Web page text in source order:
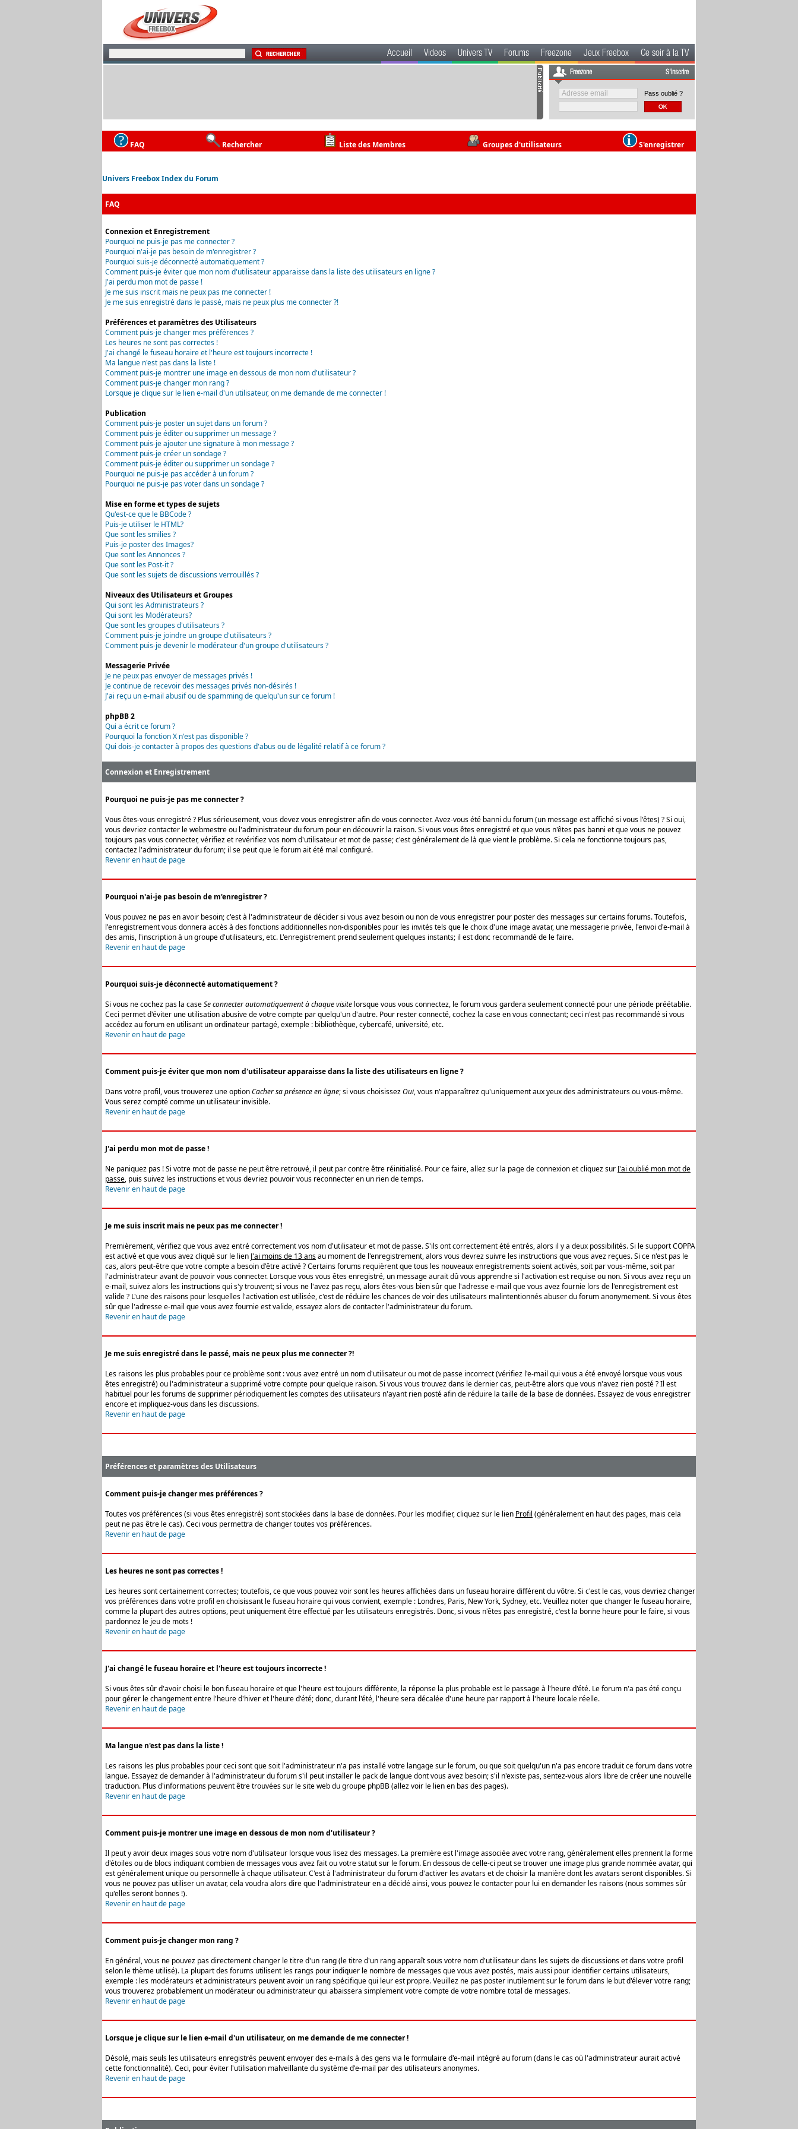
Accueil Videos Univers TV Forums Freezone Jeux Freebox Ce soir à la TV
Freezone S'inscrire
Pass oublié ?
FAQ Rechercher Liste des Membres Groupes d'utilisateurs S'enregistrer
Univers Freebox Index du Forum
FAQ
Connexion et Enregistrement
Pourquoi ne puis-je pas me connecter ?
Pourquoi n'ai-je pas besoin de m'enregistrer ?
Pourquoi suis-je déconnecté automatiquement ?
Comment puis-je éviter que mon nom d'utilisateur apparaisse dans la liste des utilisateurs en ligne ?
J'ai perdu mon mot de passe !
Je me suis inscrit mais ne peux pas me connecter !
Je me suis enregistré dans le passé, mais ne peux plus me connecter ?!
Préférences et paramètres des Utilisateurs
Comment puis-je changer mes préférences ?
Les heures ne sont pas correctes !
J'ai changé le fuseau horaire et l'heure est toujours incorrecte !
Ma langue n'est pas dans la liste !
Comment puis-je montrer une image en dessous de mon nom d'utilisateur ?
Comment puis-je changer mon rang ?
Lorsque je clique sur le lien e-mail d'un utilisateur, on me demande de me connecter !
Publication
Comment puis-je poster un sujet dans un forum ?
Comment puis-je éditer ou supprimer un message ?
Comment puis-je ajouter une signature à mon message ?
Comment puis-je créer un sondage ?
Comment puis-je éditer ou supprimer un sondage ?
Pourquoi ne puis-je pas accéder à un forum ?
Pourquoi ne puis-je pas voter dans un sondage ?
Mise en forme et types de sujets
Qu'est-ce que le BBCode ?
Puis-je utiliser le HTML?
Que sont les smilies ?
Puis-je poster des Images?
Que sont les Annonces ?
Que sont les Post-it ?
Que sont les sujets de discussions verrouillés ?
Niveaux des Utilisateurs et Groupes
Qui sont les Administrateurs ?
Qui sont les Modérateurs?
Que sont les groupes d'utilisateurs ?
Comment puis-je joindre un groupe d'utilisateurs ?
Comment puis-je devenir le modérateur d'un groupe d'utilisateurs ?
Messagerie Privée
Je ne peux pas envoyer de messages privés !
Je continue de recevoir des messages privés non-désirés !
J'ai reçu un e-mail abusif ou de spamming de quelqu'un sur ce forum !
phpBB 2
Qui a écrit ce forum ?
Pourquoi la fonction X n'est pas disponible ?
Qui dois-je contacter à propos des questions d'abus ou de légalité relatif à ce forum ?
Connexion et Enregistrement
Pourquoi ne puis-je pas me connecter ?
Vous êtes-vous enregistré ? Plus sérieusement, vous devez vous enregistrer afin de vous connecter. Avez-vous été banni du forum (un message est affiché si vous l'êtes) ? Si oui,
vous devriez contacter le webmestre ou l'administrateur du forum pour en découvrir la raison. Si vous vous êtes enregistré et que vous n'êtes pas banni et que vous ne pouvez
toujours pas vous connecter, vérifiez et revérifiez vos nom d'utilisateur et mot de passe; c'est généralement de là que vient le problème. Si cela ne fonctionne toujours pas,
contactez l'administrateur du forum; il se peut que le forum ait été mal configuré.
Revenir en haut de page
Pourquoi n'ai-je pas besoin de m'enregistrer ?
Vous pouvez ne pas en avoir besoin; c'est à l'administrateur de décider si vous avez besoin ou non de vous enregistrer pour poster des messages sur certains forums. Toutefois,
l'enregistrement vous donnera accès à des fonctions additionnelles non-disponibles pour les invités tels que le choix d'une image avatar, une messagerie privée, l'envoi d'e-mail à
des amis, l'inscription à un groupe d'utilisateurs, etc. L'enregistrement prend seulement quelques instants; il est donc recommandé de le faire.
Revenir en haut de page
Pourquoi suis-je déconnecté automatiquement ?
Si vous ne cochez pas la caseSe connecter automatiquement à chaque visite lorsque vous vous connectez, le forum vous gardera seulement connecté pour une période préétablie.
Ceci permet d'éviter une utilisation abusive de votre compte par quelqu'un d'autre. Pour rester connecté, cochez la case en vous connectant; ceci n'est pas recommandé si vous
accédez au forum en utilisant un ordinateur partagé, exemple : bibliothèque, cybercafé, université, etc.
Revenir en haut de page
Comment puis-je éviter que mon nom d'utilisateur apparaisse dans la liste des utilisateurs en ligne ?
Dans votre profil, vous trouverez une optionCacher sa présence en ligne; si vous choisissezOui, vous n'apparaîtrez qu'uniquement aux yeux des administrateurs ou vous-même.
Vous serez compté comme un utilisateur invisible.
Revenir en haut de page
J'ai perdu mon mot de passe !
Ne paniquez pas ! Si votre mot de passe ne peut être retrouvé, il peut par contre être réinitialisé. Pour ce faire, allez sur la page de connexion et cliquez sur J'ai oublié mon mot de
passe, puis suivez les instructions et vous devriez pouvoir vous reconnecter en un rien de temps.
Revenir en haut de page
Je me suis inscrit mais ne peux pas me connecter !
Premièrement, vérifiez que vous avez entré correctement vos nom d'utilisateur et mot de passe. S'ils ont correctement été entrés, alors il y a deux possibilités. Si le support COPPA
est activé et que vous avez cliqué sur le lien J'ai moins de 13 ansau moment de l'enregistrement, alors vous devrez suivre les instructions que vous avez reçues. Si ce n'est pas le
cas, alors peut-être que votre compte a besoin d'être activé ? Certains forums requièrent que tous les nouveaux enregistrements soient activés, soit par vous-même, soit par
l'administrateur avant de pouvoir vous connecter. Lorsque vous vous êtes enregistré, un message aurait dû vous apprendre si l'activation est requise ou non. Si vous avez reçu un
e-mail, suivez alors les instructions qui s'y trouvent; si vous ne l'avez pas reçu, alors êtes-vous bien sûr que l'adresse e-mail que vous avez fournie lors de l'enregistrement est
valide ? L'une des raisons pour lesquelles l'activation est utilisée, c'est de réduire les chances de voir des utilisateurs malintentionnés abuser du forum anonymement. Si vous êtes
sûr que l'adresse e-mail que vous avez fournie est valide, essayez alors de contacter l'administrateur du forum.
Revenir en haut de page
Je me suis enregistré dans le passé, mais ne peux plus me connecter ?!
Les raisons les plus probables pour ce problème sont : vous avez entré un nom d'utilisateur ou mot de passe incorrect (vérifiez l'e-mail qui vous a été envoyé lorsque vous vous
êtes enregistré) ou l'administrateur a supprimé votre compte pour quelque raison. Si vous vous trouvez dans le dernier cas, peut-être alors que vous n'avez rien posté ? Il est
habituel pour les forums de supprimer périodiquement les comptes des utilisateurs n'ayant rien posté afin de réduire la taille de la base de données. Essayez de vous enregistrer
encore et impliquez-vous dans les discussions.
Revenir en haut de page
Préférences et paramètres des Utilisateurs
Comment puis-je changer mes préférences ?
Toutes vos préférences (si vous êtes enregistré) sont stockées dans la base de données. Pour les modifier, cliquez sur le lien Profil (généralement en haut des pages, mais cela
peut ne pas être le cas). Ceci vous permettra de changer toutes vos préférences.
Revenir en haut de page
Les heures ne sont pas correctes !
Les heures sont certainement correctes; toutefois, ce que vous pouvez voir sont les heures affichées dans un fuseau horaire différent du vôtre. Si c'est le cas, vous devriez changer
vos préférences dans votre profil en choisissant le fuseau horaire qui vous convient, exemple : Londres, Paris, New York, Sydney, etc. Veuillez noter que changer le fuseau horaire,
comme la plupart des autres options, peut uniquement être effectué par les utilisateurs enregistrés. Donc, si vous n'êtes pas enregistré, c'est la bonne heure pour le faire, si vous
pardonnez le jeu de mots !
Revenir en haut de page
J'ai changé le fuseau horaire et l'heure est toujours incorrecte !
Si vous êtes sûr d'avoir choisi le bon fuseau horaire et que l'heure est toujours différente, la réponse la plus probable est le passage à l'heure d'été. Le forum n'a pas été conçu
pour gérer le changement entre l'heure d'hiver et l'heure d'été; donc, durant l'été, l'heure sera décalée d'une heure par rapport à l'heure locale réelle.
Revenir en haut de page
Ma langue n'est pas dans la liste !
Les raisons les plus probables pour ceci sont que soit l'administrateur n'a pas installé votre langage sur le forum, ou que soit quelqu'un n'a pas encore traduit ce forum dans votre
langue. Essayez de demander à l'administrateur du forum s'il peut installer le pack de langue dont vous avez besoin; s'il n'existe pas, sentez-vous alors libre de créer une nouvelle
traduction. Plus d'informations peuvent être trouvées sur le site web du groupe phpBB (allez voir le lien en bas des pages).
Revenir en haut de page
Comment puis-je montrer une image en dessous de mon nom d'utilisateur ?
Il peut y avoir deux images sous votre nom d'utilisateur lorsque vous lisez des messages. La première est l'image associée avec votre rang, généralement elles prennent la forme
d'étoiles ou de blocs indiquant combien de messages vous avez fait ou votre statut sur le forum. En dessous de celle-ci peut se trouver une image plus grande nommée avatar, qui
est généralement unique ou personnelle à chaque utilisateur. C'est à l'administrateur du forum d'activer les avatars et de choisir la manière dont les avatars seront disponibles. Si
vous ne pouvez pas utiliser un avatar, cela voudra alors dire que l'administrateur en a décidé ainsi, vous pouvez le contacter pour lui en demander les raisons (nous sommes sûr
qu'elles seront bonnes !).
Revenir en haut de page
Comment puis-je changer mon rang ?
En général, vous ne pouvez pas directement changer le titre d'un rang (le titre d'un rang apparaît sous votre nom d'utilisateur dans les sujets de discussions et dans votre profil
selon le thème utilisé). La plupart des forums utilisent les rangs pour indiquer le nombre de messages que vous avez postés, mais aussi pour identifier certains utilisateurs,
exemple : les modérateurs et administrateurs peuvent avoir un rang spécifique qui leur est propre. Veuillez ne pas poster inutilement sur le forum dans le but d'élever votre rang;
vous trouverez probablement un modérateur ou administrateur qui abaissera simplement votre compte de votre nombre total de messages.
Revenir en haut de page
Lorsque je clique sur le lien e-mail d'un utilisateur, on me demande de me connecter !
Désolé, mais seuls les utilisateurs enregistrés peuvent envoyer des e-mails à des gens via le formulaire d'e-mail intégré au forum (dans le cas où l'administrateur aurait activé
cette fonctionnalité). Ceci, pour éviter l'utilisation malveillante du système d'e-mail par des utilisateurs anonymes.
Revenir en haut de page